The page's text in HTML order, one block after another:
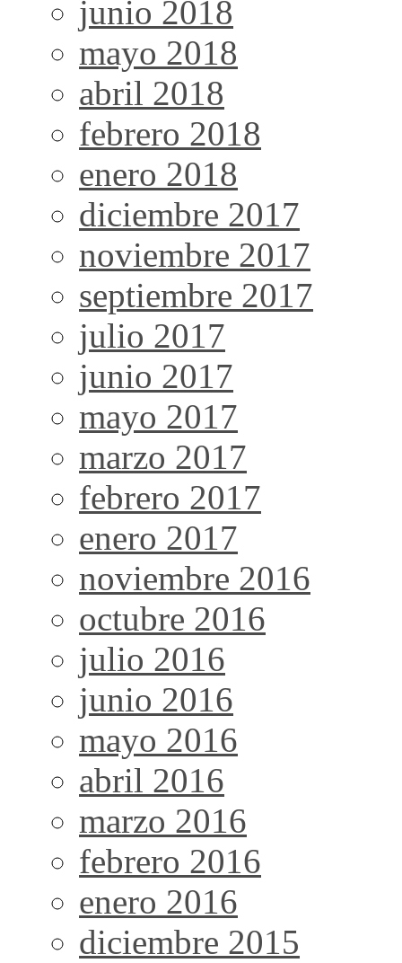
junio 2018
mayo 2018
abril 2018
febrero 2018
enero 2018
diciembre 2017
noviembre 2017
septiembre 2017
julio 2017
junio 2017
mayo 2017
marzo 2017
febrero 2017
enero 2017
noviembre 2016
octubre 2016
julio 2016
junio 2016
mayo 2016
abril 2016
marzo 2016
febrero 2016
enero 2016
diciembre 2015